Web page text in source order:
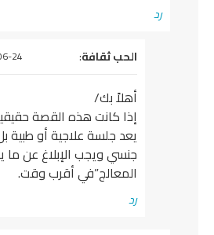
رد
يقول
الحب ثقافة:
2025-06-
أهلاً بك/
إذا كانت هذه القصة
يعد جلسة علاجية أو طبية
جنسي ويجب الإبلاغ عن
المعالج”في أقرب وقت.
رد